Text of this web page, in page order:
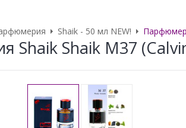
Shaik - 50 мл NEW!
Shaik Shaik M37